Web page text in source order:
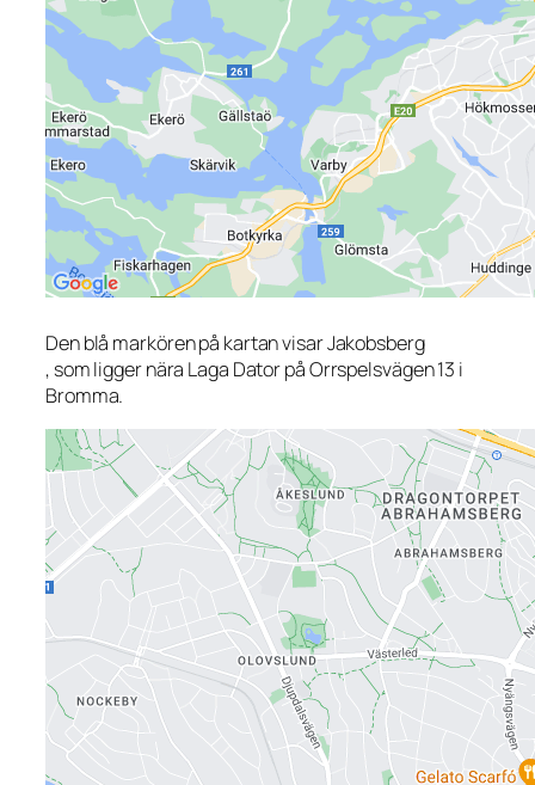
Den blå markören på kartan visar Jakobsberg
, som ligger nära Laga Dator på Orrspelsvägen 13 i
Bromma.